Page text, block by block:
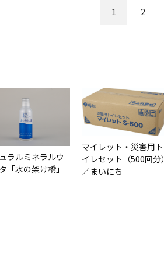
1 2
ラルミネラルウ
「水の架け橋」
マイレット・災害用ト
イレセット（500回分）
／まいにち